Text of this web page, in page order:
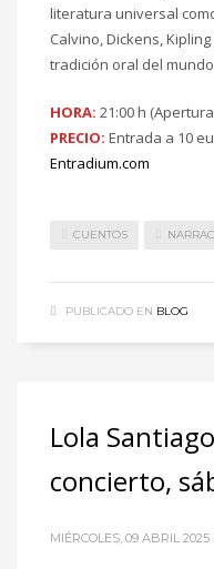
literatura universal
Calvino, Dickens,
tradición oral del
HORA: 21:00 h
PRECIO: Entrada a 10
Entradium.com
CUENTOS
PUBLICADO EN BLOG
Lola
concierto,
MIÉRCOLES, 09 ABRIL 2025